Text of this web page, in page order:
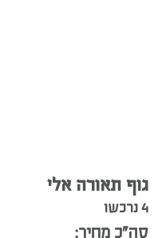
גוף תאורה אלי
4 נרכשו
סה”כ מחיר: